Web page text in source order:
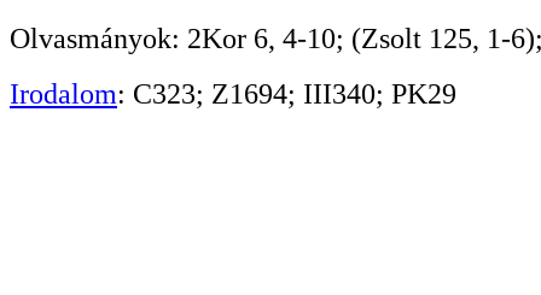
Olvasmányok: 2Kor 6, 4-10; (Zsolt 125, 1-
Irodalom: C323; Z1694; III340; PK29